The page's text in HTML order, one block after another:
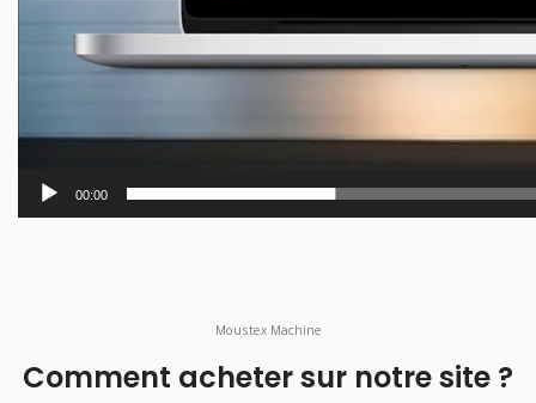
Moustex Machine
Comment acheter sur notre site ?
00:00